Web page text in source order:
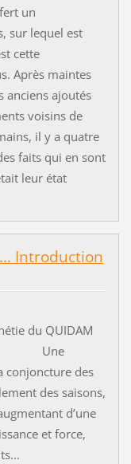
un
sur lequel est
cette
Après maintes
anciens ajoutés
voisins de
il y a quatre
faits qui en sont
leur état
Introduction
1 Une
conjoncture des
des saisons,
d’une
et force,